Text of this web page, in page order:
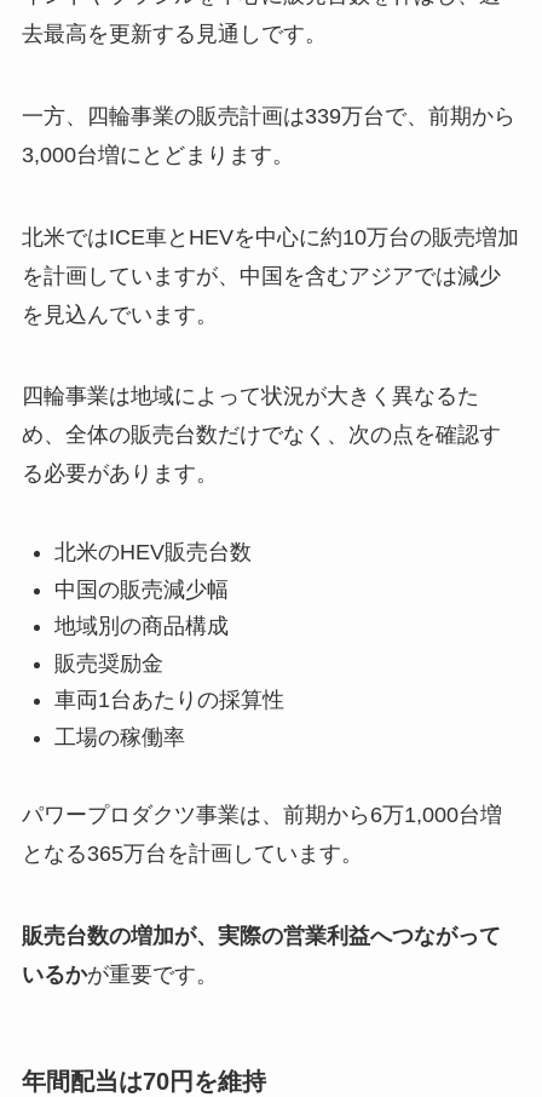
去最高を更新する見通しです。
一方、四輪事業の販売計画は339万台で、前期から
3,000台増にとどまります。
北米ではICE車とHEVを中心に約10万台の販売増加
を計画していますが、中国を含むアジアでは減少
を見込んでいます。
四輪事業は地域によって状況が大きく異なるた
め、全体の販売台数だけでなく、次の点を確認す
る必要があります。
北米のHEV販売台数
中国の販売減少幅
地域別の商品構成
販売奨励金
車両1台あたりの採算性
工場の稼働率
パワープロダクツ事業は、前期から6万1,000台増
となる365万台を計画しています。
販売台数の増加が、実際の営業利益へつながって
いるかが重要です。
年間配当は70円を維持